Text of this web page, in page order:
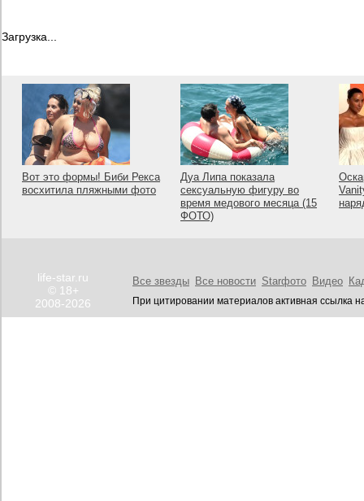
Загрузка...
Вот это формы! Биби Рекса
восхитила пляжными фото
Дуа Липа показала
сексуальную фигуру во
время медового месяца (15
ФОТО)
life-star.ru
© 18+
2008-2026
Все звезды Все новости Starфото Видео
При цитировании материалов активная ссылка